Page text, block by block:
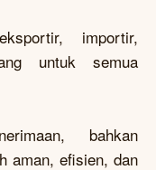
importir,
untuk semua
bahkan
aman, efisien, dan